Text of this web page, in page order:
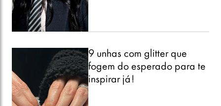
9 unhas com glitter que
fogem do esperado para te
inspirar já!